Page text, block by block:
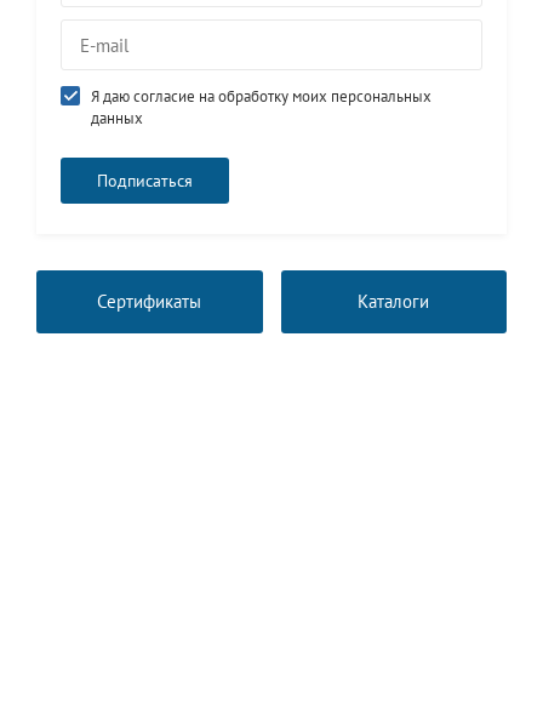
Я даю согласие на обработку моих персональных
данных
Сертификаты Каталоги